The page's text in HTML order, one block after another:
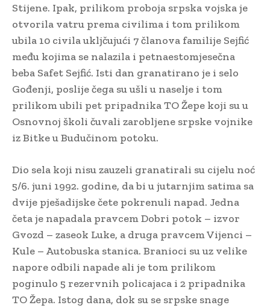
Stijene. Ipak, prilikom proboja srpska vojska je
otvorila vatru prema civilima i tom prilikom
ubila 10 civila ukljčujući 7 članova familije Sejfić
među kojima se nalazila i petnaestomjesečna
beba Safet Sejfić. Isti dan granatirano je i selo
Gođenji, poslije čega su ušli u naselje i tom
prilikom ubili pet pripadnika TO Žepe koji su u
Osnovnoj školi čuvali zarobljene srpske vojnike
iz Bitke u Budučinom potoku.
Dio sela koji nisu zauzeli granatirali su cijelu noć
5/6. juni 1992. godine, da bi u jutarnjim satima sa
dvije pješadijske čete pokrenuli napad. Jedna
četa je napadala pravcem Dobri potok – izvor
Gvozd – zaseok Luke, a druga pravcem Vijenci –
Kule – Autobuska stanica. Branioci su uz velike
napore odbili napade ali je tom prilikom
poginulo 5 rezervnih policajaca i 2 pripadnika
TO Žepa. Istog dana, dok su se srpske snage